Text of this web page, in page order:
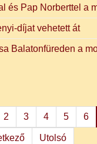
és Pap Norberttel a
díjat vehetett át
Balatonfüreden a
2 3 4 5 6
Utolsó